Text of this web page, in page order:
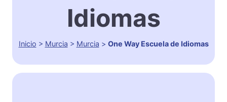
Idiomas
Inicio > Murcia > Murcia > One Way Escuela de Idiomas